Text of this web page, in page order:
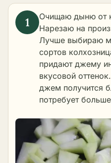
Очищаю дыню от
Нарезаю на
Лучше выбираю
сортов
придают джему
вкусовой
джем получится
потребует